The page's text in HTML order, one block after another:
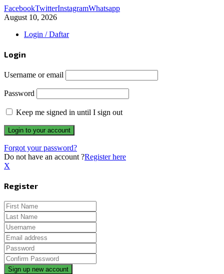
FacebookTwitterInstagramWhatsapp
August 10, 2026
Login / Daftar
Login
Username or email
Password
Keep me signed in until I sign out
Forgot your password?
Do not have an account ?Register here
X
Register